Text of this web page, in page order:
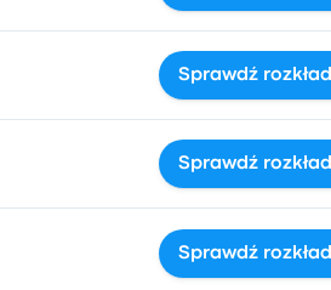
Sprawdź rozkład
Sprawdź rozkład
Sprawdź rozkład